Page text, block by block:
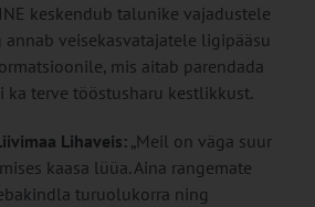
keskendub talunike vajadustele
veisekasvatajatele ligipääsu
mis aitab parendada
ka terve tööstusharu kestlikkust.
Lihaveis:„Meil on väga suur
kaasa lüüa. Aina rangemate
turuolukorra ning